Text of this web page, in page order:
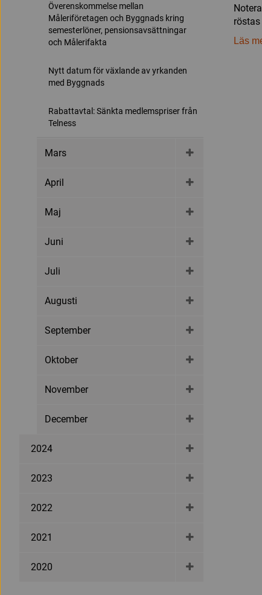
Överenskommelse mellan
Måleriföretagen och Byggnads kring
semesterlöner, pensionsavsättningar
och Målerifakta
Nytt datum för växlande av yrkanden
med Byggnads
Rabattavtal: Sänkta medlemspriser från
Telness
Mars
April
Maj
Juni
Juli
Augusti
September
Oktober
November
December
2024
2023
2022
2021
2020
Läs